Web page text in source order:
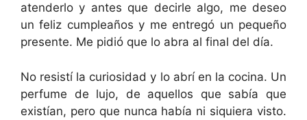
atenderlo y antes que decirle algo, me deseo
un feliz cumpleaños y me entregó un pequeño
presente. Me pidió que lo abra al final del día.
No resistí la curiosidad y lo abrí en la cocina. Un
perfume de lujo, de aquellos que sabía que
existían, pero que nunca había ni siquiera visto.